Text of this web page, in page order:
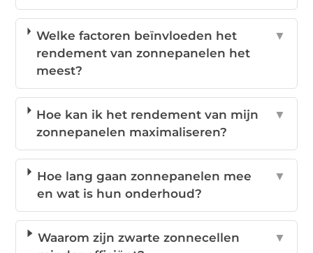
Welke factoren beïnvloeden het
rendement van zonnepanelen het
meest?
▼
Hoe kan ik het rendement van mijn
zonnepanelen maximaliseren?
▼
Hoe lang gaan zonnepanelen mee
en wat is hun onderhoud?
▼
Waarom zijn zwarte zonnecellen
▼